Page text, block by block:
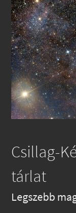
Csillag-
tárlat
Legszebb